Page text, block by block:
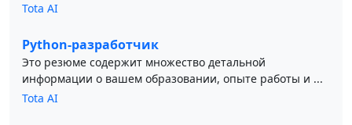
Tota AI
Python-разработчик
Это резюме содержит множество детальной
информации о вашем образовании, опыте работы и ...
Tota AI